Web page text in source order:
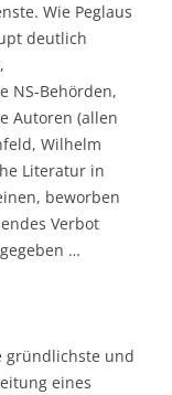
Wie Peglaus
deutlich
NS-Behörden,
Autoren (allen
Wilhelm
Literatur in
beworben
Verbot
…
gründlichste und
eines